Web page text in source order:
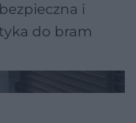
i
do bram